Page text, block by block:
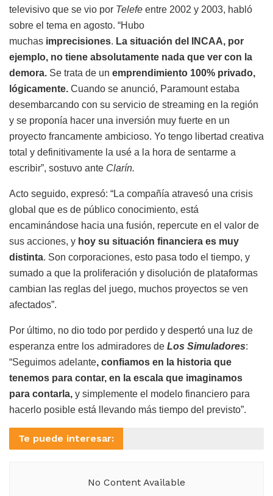
televisivo que se vio por Telefe entre 2002 y 2003, habló
sobre el tema en agosto. “Hubo
muchas imprecisiones. La situación del INCAA, por
ejemplo, no tiene absolutamente nada que ver con la
demora. Se trata de un emprendimiento 100% privado,
lógicamente. Cuando se anunció, Paramount estaba
desembarcando con su servicio de streaming en la región
y se proponía hacer una inversión muy fuerte en un
proyecto francamente ambicioso. Yo tengo libertad creativa
total y definitivamente la usé a la hora de sentarme a
escribir”, sostuvo ante Clarín.
Acto seguido, expresó: “La compañía atravesó una crisis
global que es de público conocimiento, está
encaminándose hacia una fusión, repercute en el valor de
sus acciones, y hoy su situación financiera es muy
distinta. Son corporaciones, esto pasa todo el tiempo, y
sumado a que la proliferación y disolución de plataformas
cambian las reglas del juego, muchos proyectos se ven
afectados”.
Por último, no dio todo por perdido y despertó una luz de
esperanza entre los admiradores de Los Simuladores:
“Seguimos adelante, confiamos en la historia que
tenemos para contar, en la escala que imaginamos
para contarla, y simplemente el modelo financiero para
hacerlo posible está llevando más tiempo del previsto”.
Te puede interesar:
No Content Available